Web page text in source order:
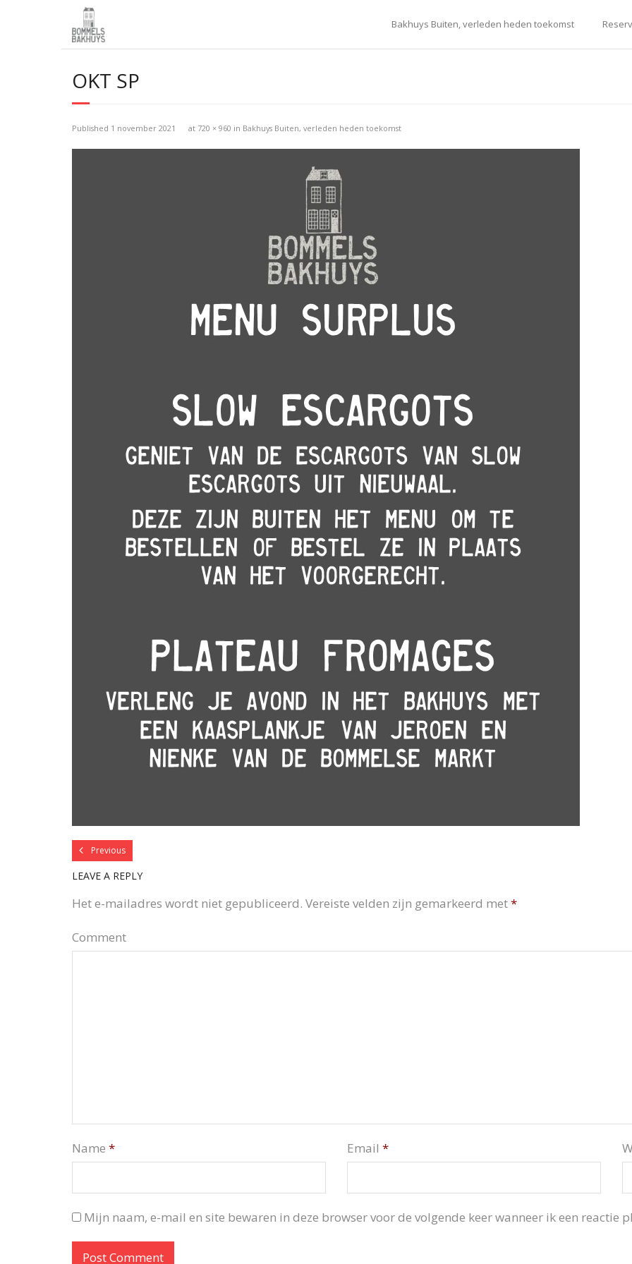
Bakhuys Buiten, verleden heden toekomst
OKT SP
Published 1 november 2021 at 720 × 960 in Bakhuys Buiten, verleden heden toekomst
Previous
LEAVE A REPLY
Het e-mailadres wordt niet gepubliceerd. Vereiste velden zijn gemarkeerd met*
Comment
Name * Email *
Mijn naam, e-mail en site bewaren in deze browser voor de volgende keer wanneer ik een reactie